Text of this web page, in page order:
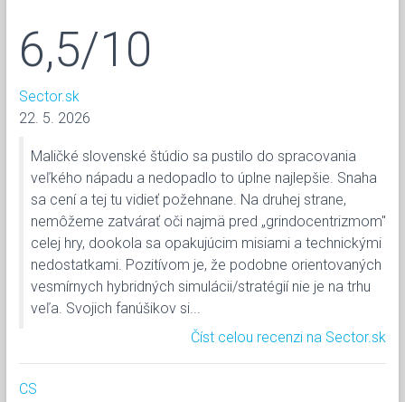
6,5/10
Sector.sk
22. 5. 2026
Maličké slovenské štúdio sa pustilo do spracovania
veľkého nápadu a nedopadlo to úplne najlepšie. Snaha
sa cení a tej tu vidieť požehnane. Na druhej strane,
nemôžeme zatvárať oči najmä pred „grindocentrizmom"
celej hry, dookola sa opakujúcim misiami a technickými
nedostatkami. Pozitívom je, že podobne orientovaných
vesmírnych hybridných simulácii/stratégií nie je na trhu
veľa. Svojich fanúšikov si...
Číst celou recenzi na Sector.sk
CS